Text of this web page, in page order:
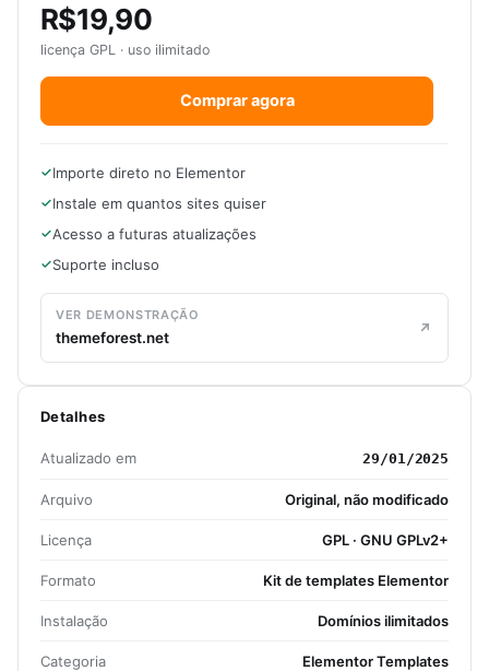
R$19,90
licença GPL · uso ilimitado
Comprar agora
Importe direto no Elementor
Instale em quantos sites quiser
Acesso a futuras atualizações
Suporte incluso
VER DEMONSTRAÇÃO
themeforest.net
Detalhes
Atualizado em 29/01/2025
Arquivo Original, não modificado
Licença GPL · GNU GPLv2+
Formato Kit de templates Elementor
Instalação Domínios ilimitados
Categoria Elementor Templates